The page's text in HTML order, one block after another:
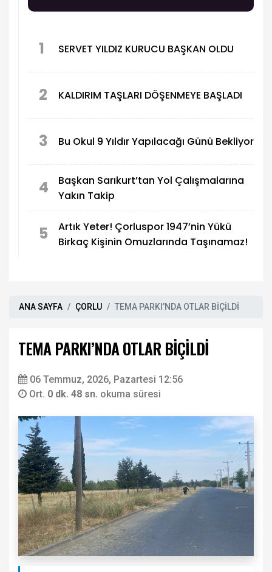
1 SERVET YILDIZ KURUCU BAŞKAN OLDU
2 KALDIRIM TAŞLARI DÖŞENMEYE BAŞLADI
3 Bu Okul 9 Yıldır Yapılacağı Günü Bekliyor
4
Başkan Sarıkurt’tan Yol Çalışmalarına
Yakın Takip
5
Artık Yeter! Çorluspor 1947’nin Yükü
Birkaç Kişinin Omuzlarında Taşınamaz!
ANA SAYFA ÇORLU TEMA PARKI’NDA OTLAR BİÇİLDİ
TEMA PARKI’NDA OTLAR BİÇİLDİ
06 Temmuz, 2026, Pazartesi 12:56
Ort. 0 dk. 48 sn. okuma süresi